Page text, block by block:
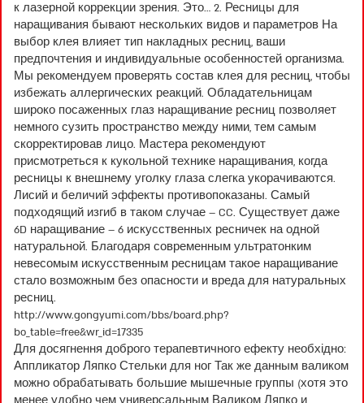
к лазерной коррекции зрения. Это… 2. Ресницы для
наращивания бывают нескольких видов и параметров На
выбор клея влияет тип накладных ресниц, ваши
предпочтения и индивидуальные особенностей организма.
Мы рекомендуем проверять состав клея для ресниц, чтобы
избежать аллергических реакций. Обладательницам
широко посаженных глаз наращивание ресниц позволяет
немного сузить пространство между ними, тем самым
скорректировав лицо. Мастера рекомендуют
присмотреться к кукольной технике наращивания, когда
ресницы к внешнему уголку глаза слегка укорачиваются.
Лисий и беличий эффекты противопоказаны. Самый
подходящий изгиб в таком случае – CC. Существует даже
6D наращивание – 6 искусственных ресничек на одной
натуральной. Благодаря современным ультратонким
невесомым искусственным ресницам такое наращивание
стало возможным без опасности и вреда для натуральных
ресниц.
http://www.gongyumi.com/bbs/board.php?
bo_table=free&wr_id=17335
Для досягнення доброго терапевтичного ефекту необхідно:
Аппликатор Ляпко Стельки для ног Так же данным валиком
можно обрабатывать большие мышечные группы (хотя это